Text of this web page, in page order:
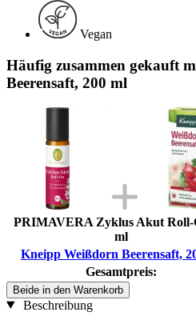
Vegan
Häufig zusammen gekauft
Beerensaft, 200 ml
PRIMAVERA Zyklus Akut Roll-
ml
Kneipp Weißdorn Beerensaft,
Gesamtpreis:
Beide in den Warenkorb
Beschreibung